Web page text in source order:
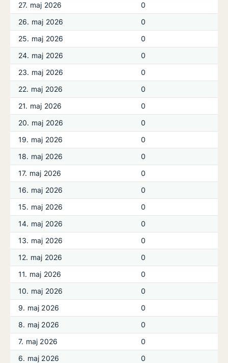
27. maj 2026
0
26. maj 2026
0
25. maj 2026
0
24. maj 2026
0
23. maj 2026
0
22. maj 2026
0
21. maj 2026
0
20. maj 2026
0
19. maj 2026
0
18. maj 2026
0
17. maj 2026
0
16. maj 2026
0
15. maj 2026
0
14. maj 2026
0
13. maj 2026
0
12. maj 2026
0
11. maj 2026
0
10. maj 2026
0
9. maj 2026
0
8. maj 2026
0
7. maj 2026
0
6. maj 2026
0